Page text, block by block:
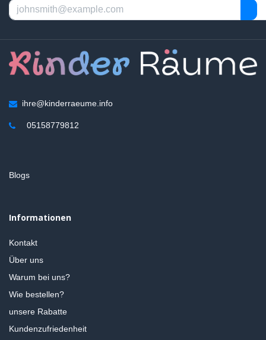
ihre@kinderraeume.info
05158779812
Blogs
Informationen
Kontakt
Über uns
Warum bei uns?
Wie bestellen?
unsere Rabatte
Kundenzufriedenheit